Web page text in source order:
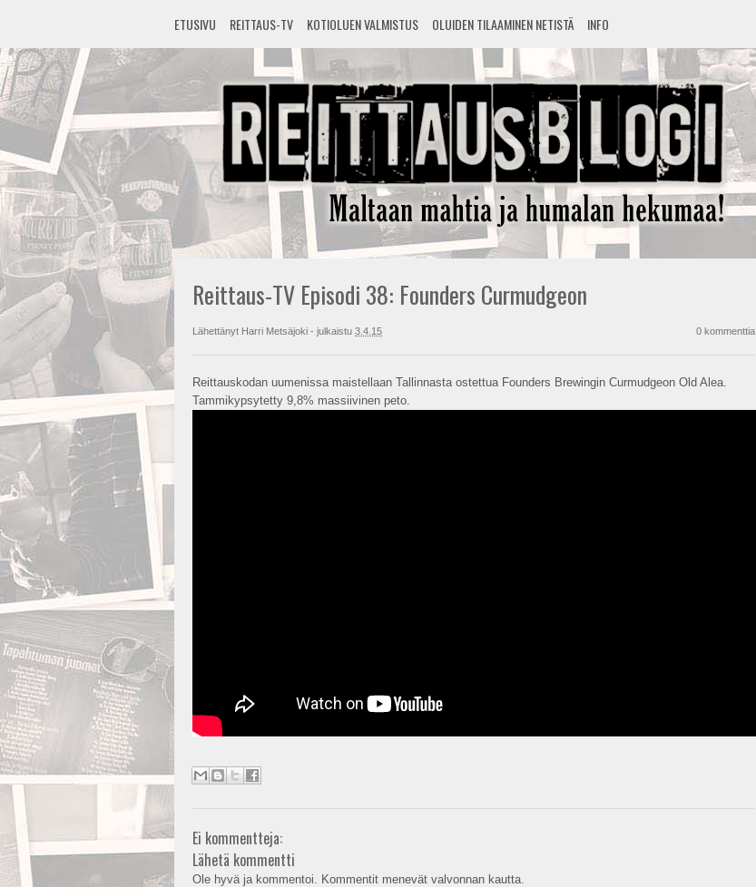
ETUSIVU REITTAUS-TV KOTIOLUEN VALMISTUS OLUIDEN TILAAMINEN NETISTÄ INFO
Reittaus-TV Episodi 38: Founders Curmudgeon
Lähettänyt Harri Metsäjoki - julkaistu 3.4.15 0 kommenttia
Reittauskodan uumenissa maistellaan Tallinnasta ostettua Founders Brewingin Curmudgeon Old Alea.
Tammikypsytetty 9,8% massiivinen peto.
Ei kommentteja:
Lähetä kommentti
Ole hyvä ja kommentoi. Kommentit menevät valvonnan kautta.